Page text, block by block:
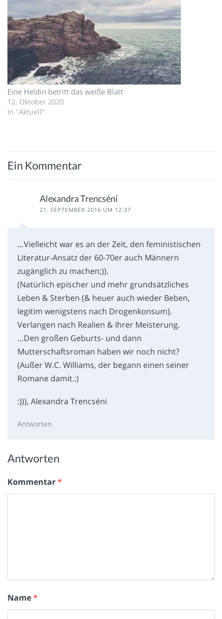
Eine Heldin betritt das weiße Blatt
12. Oktober 2020
In "Aktuell"
Ein Kommentar
Alexandra Trencséni
21. SEPTEMBER 2016 UM 12:37
…Vielleicht war es an der Zeit, den feministischen
Literatur-Ansatz der 60-70er auch Männern
zugänglich zu machen;)).
(Natürlich epischer und mehr grundsätzliches
Leben & Sterben (& heuer auch wieder Beben,
legitim wenigstens nach Drogenkonsum).
Verlangen nach Realien & Ihrer Meisterung.
…Den großen Geburts- und dann
Mutterschaftsroman haben wir noch nicht?
(Außer W.C. Williams, der begann einen seiner
Romane damit.:)
:))), Alexandra Trencséni
Antworten
Antworten
Kommentar*
Name*